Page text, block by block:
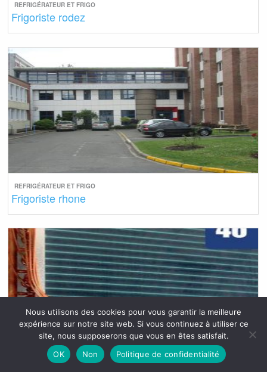
REFRIGÉRATEUR ET FRIGO
Frigoriste rodez
REFRIGÉRATEUR ET FRIGO
Frigoriste rhone
Nous utilisons des cookies pour vous garantir la meilleure
expérience sur notre site web. Si vous continuez à utiliser ce
site, nous supposerons que vous en êtes satisfait.
OK
Non Politique de confidentialité